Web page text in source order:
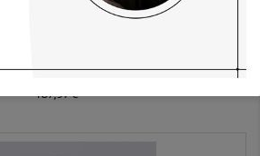
Albe Ap1g-3
187,97 €